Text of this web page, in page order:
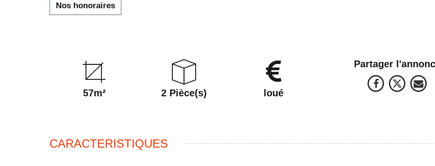
Nos honoraires
57m² 2 Pièce(s) loué
Partager
CARACTERISTIQUES